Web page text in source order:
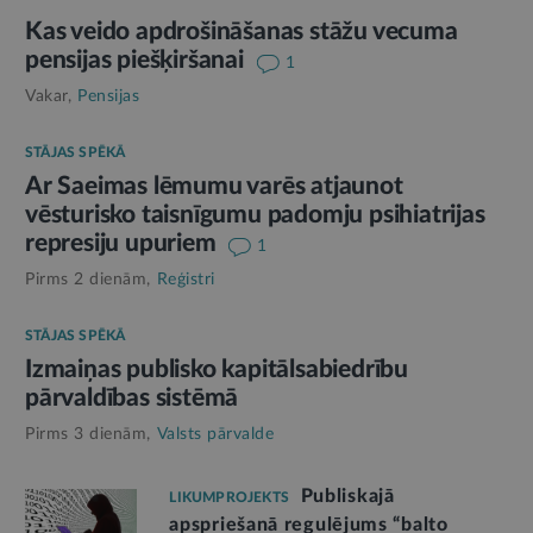
Kas veido apdrošināšanas stāžu vecuma
pensijas piešķiršanai
1
Vakar, Pensijas
STĀJAS SPĒKĀ
Ar Saeimas lēmumu varēs atjaunot
vēsturisko taisnīgumu padomju psihiatrijas
represiju upuriem
1
Pirms 2 dienām, Reģistri
STĀJAS SPĒKĀ
Izmaiņas publisko kapitālsabiedrību
pārvaldības sistēmā
Pirms 3 dienām, Valsts pārvalde
LIKUMPROJEKTS
Publiskajā
apspriešanā regulējums “balto